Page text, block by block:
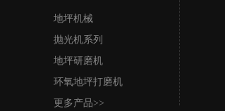
地坪机械
抛光机系列
地坪研磨机
环氧地坪打磨机
更多产品>>